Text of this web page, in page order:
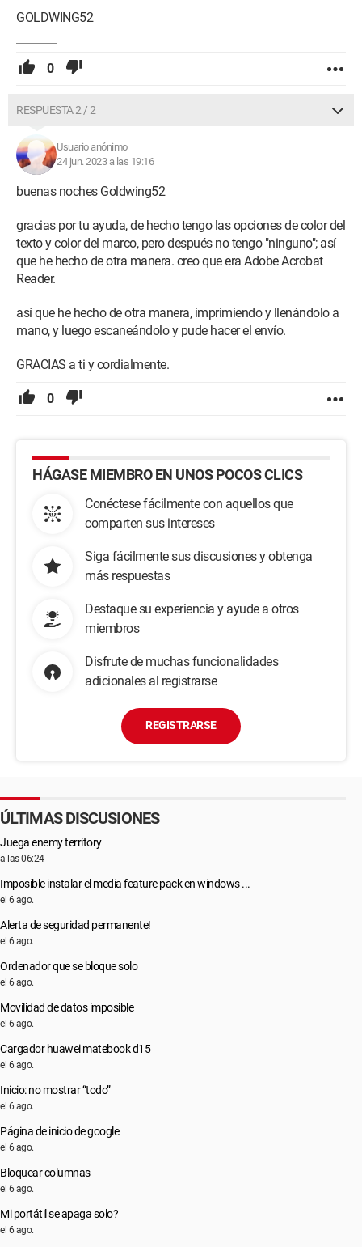
GOLDWING52
0
RESPUESTA 2 / 2
Usuario anónimo
24 jun. 2023 a las 19:16
buenas noches Goldwing52
gracias por tu ayuda, de hecho tengo las opciones de color del
texto y color del marco, pero después no tengo "ninguno"; así
que he hecho de otra manera. creo que era Adobe Acrobat
Reader.
así que he hecho de otra manera, imprimiendo y llenándolo a
mano, y luego escaneándolo y pude hacer el envío.
GRACIAS a ti y cordialmente.
0
HÁGASE MIEMBRO EN UNOS POCOS CLICS
Conéctese fácilmente con aquellos que
comparten sus intereses
Siga fácilmente sus discusiones y obtenga
más respuestas
Destaque su experiencia y ayude a otros
miembros
Disfrute de muchas funcionalidades
adicionales al registrarse
REGISTRARSE
ÚLTIMAS DISCUSIONES
Juega enemy territory
a las 06:24
Imposible instalar el media feature pack en windows ...
el 6 ago.
Alerta de seguridad permanente!
el 6 ago.
Ordenador que se bloque solo
el 6 ago.
Movilidad de datos imposible
el 6 ago.
Cargador huawei matebook d15
el 6 ago.
Inicio: no mostrar “todo”
el 6 ago.
Página de inicio de google
el 6 ago.
Bloquear columnas
el 6 ago.
Mi portátil se apaga solo?
el 6 ago.